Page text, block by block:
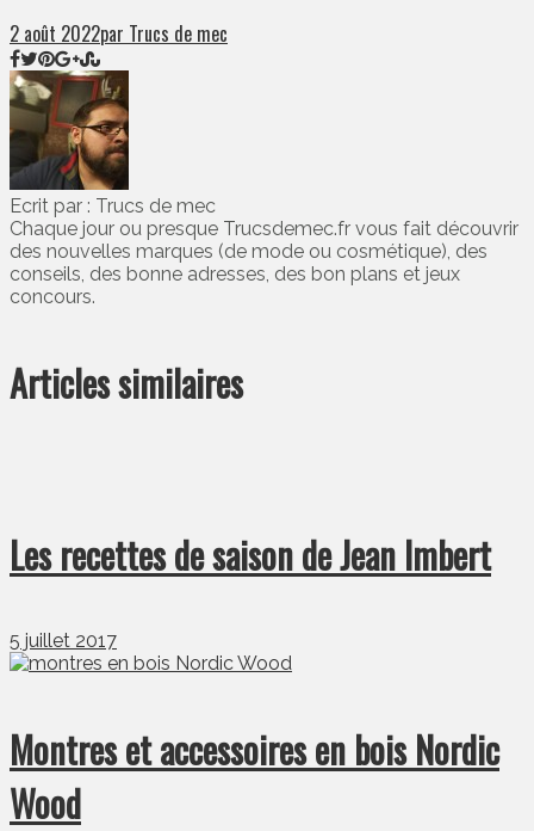
2 août 2022par Trucs de mec
Ecrit par : Trucs de mec
Chaque jour ou presque Trucsdemec.fr vous fait découvrir
des nouvelles marques (de mode ou cosmétique), des
conseils, des bonne adresses, des bon plans et jeux
concours.
Articles similaires
Les recettes de saison de Jean Imbert
5 juillet 2017
Montres et accessoires en bois Nordic
Wood